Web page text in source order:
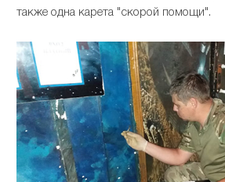
также одна карета "скорой помощи".